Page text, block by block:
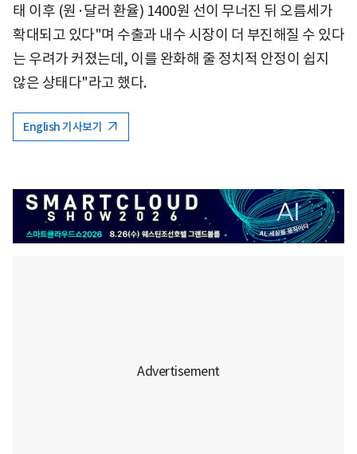
태 이후 (원·달러 환율) 1400원 선이 무너진 뒤 오름세가
확대되고 있다"며 수출과 내수 시장이 더 부진해질 수 있다
는 우려가 커졌는데, 이를 완화해 줄 정치적 안정이 쉽지
않은 상태다"라고 했다.
English 기사보기